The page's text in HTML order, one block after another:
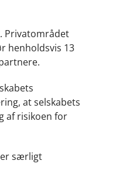
Privatområdet
henholdsvis 13
at selskabets
af risikoen for
særligt